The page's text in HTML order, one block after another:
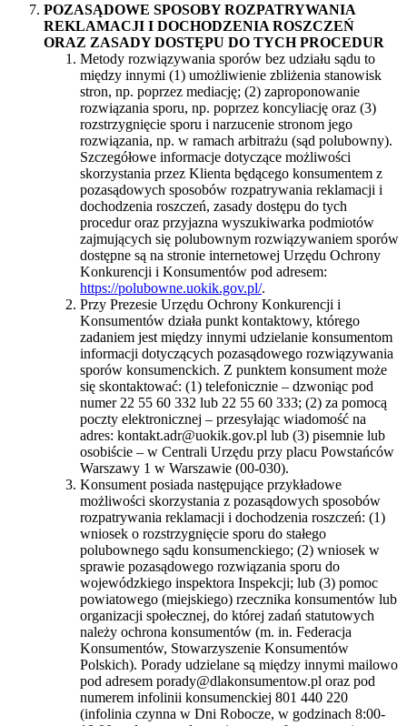
POZASĄDOWE SPOSOBY ROZPATRYWANIA
REKLAMACJI I DOCHODZENIA ROSZCZEŃ
ORAZ ZASADY DOSTĘPU DO TYCH PROCEDUR
Metody rozwiązywania sporów bez udziału sądu to
między innymi (1) umożliwienie zbliżenia stanowisk
stron, np. poprzez mediację; (2) zaproponowanie
rozwiązania sporu, np. poprzez koncyliację oraz (3)
rozstrzygnięcie sporu i narzucenie stronom jego
rozwiązania, np. w ramach arbitrażu (sąd polubowny).
Szczegółowe informacje dotyczące możliwości
skorzystania przez Klienta będącego konsumentem z
pozasądowych sposobów rozpatrywania reklamacji i
dochodzenia roszczeń, zasady dostępu do tych
procedur oraz przyjazna wyszukiwarka podmiotów
zajmujących się polubownym rozwiązywaniem sporów
dostępne są na stronie internetowej Urzędu Ochrony
Konkurencji i Konsumentów pod adresem:
https://polubowne.uokik.gov.pl/.
Przy Prezesie Urzędu Ochrony Konkurencji i
Konsumentów działa punkt kontaktowy, którego
zadaniem jest między innymi udzielanie konsumentom
informacji dotyczących pozasądowego rozwiązywania
sporów konsumenckich. Z punktem konsument może
się skontaktować: (1) telefonicznie – dzwoniąc pod
numer 22 55 60 332 lub 22 55 60 333; (2) za pomocą
poczty elektronicznej – przesyłając wiadomość na
adres: kontakt.adr@uokik.gov.pl lub (3) pisemnie lub
osobiście – w Centrali Urzędu przy placu Powstańców
Warszawy 1 w Warszawie (00-030).
Konsument posiada następujące przykładowe
możliwości skorzystania z pozasądowych sposobów
rozpatrywania reklamacji i dochodzenia roszczeń: (1)
wniosek o rozstrzygnięcie sporu do stałego
polubownego sądu konsumenckiego; (2) wniosek w
sprawie pozasądowego rozwiązania sporu do
wojewódzkiego inspektora Inspekcji; lub (3) pomoc
powiatowego (miejskiego) rzecznika konsumentów lub
organizacji społecznej, do której zadań statutowych
należy ochrona konsumentów (m. in. Federacja
Konsumentów, Stowarzyszenie Konsumentów
Polskich). Porady udzielane są między innymi mailowo
pod adresem porady@dlakonsumentow.pl oraz pod
numerem infolinii konsumenckiej 801 440 220
(infolinia czynna w Dni Robocze, w godzinach 8:00-